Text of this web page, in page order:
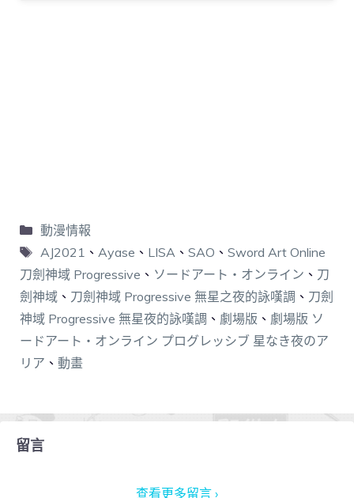
動漫情報
AJ2021 、 Ayase 、 LISA 、 SAO 、 Sword Art Online
刀劍神域 Progressive 、 ソードアート・オンライン 、 刀
劍神域 、 刀劍神域 Progressive 無星之夜的詠嘆調 、 刀劍
神域 Progressive 無星夜的詠嘆調 、 劇場版 、 劇場版 ソ
ードアート・オンライン プログレッシブ 星なき夜のア
リア 、 動畫
留言
查看更多留言 ›